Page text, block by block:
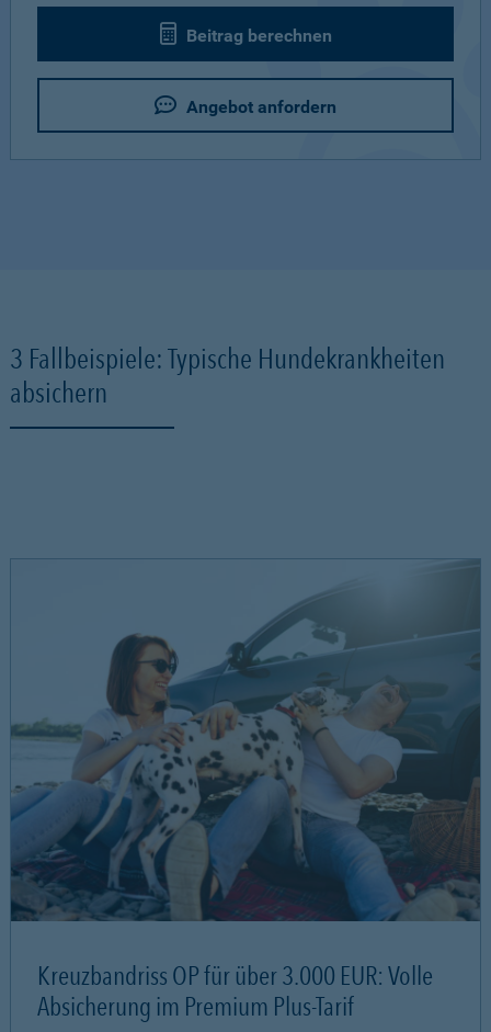
Beitrag berechnen
Angebot anfordern
3 Fallbeispiele: Typische Hundekrankheiten
absichern
Kreuzbandriss OP für über 3.000 EUR: Volle
Absicherung im Premium Plus-Tarif